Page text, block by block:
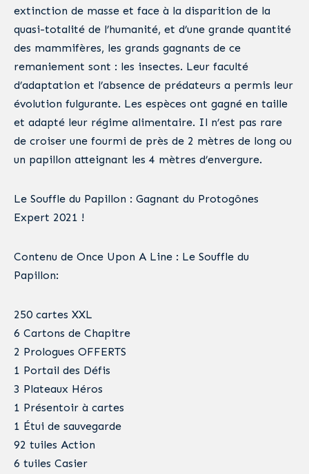
extinction de masse et face à la disparition de la
quasi-totalité de l’humanité, et d’une grande quantité
des mammifères, les grands gagnants de ce
remaniement sont : les insectes. Leur faculté
d’adaptation et l’absence de prédateurs a permis leur
évolution fulgurante. Les espèces ont gagné en taille
et adapté leur régime alimentaire. Il n’est pas rare
de croiser une fourmi de près de 2 mètres de long ou
un papillon atteignant les 4 mètres d’envergure.
Le Souffle du Papillon : Gagnant du Protogônes
Expert 2021 !
Contenu de Once Upon A Line : Le Souffle du
Papillon:
250 cartes XXL
6 Cartons de Chapitre
2 Prologues OFFERTS
1 Portail des Défis
3 Plateaux Héros
1 Présentoir à cartes
1 Étui de sauvegarde
92 tuiles Action
6 tuiles Casier